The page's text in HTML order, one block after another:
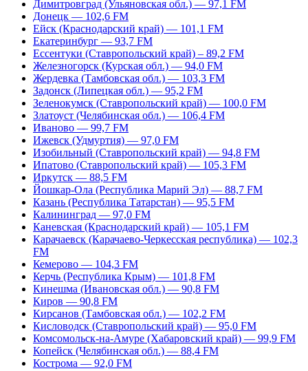
Димитровград (Ульяновская обл.) — 97,1 FM
Донецк — 102,6 FM
Ейск (Краснодарский край) — 101,1 FM
Екатеринбург — 93,7 FM
Ессентуки (Ставропольский край) – 89,2 FM
Железногорск (Курская обл.) — 94,0 FM
Жердевка (Тамбовская обл.) — 103,3 FM
Задонск (Липецкая обл.) — 95,2 FM
Зеленокумск (Ставропольский край) — 100,0 FM
Златоуст (Челябинская обл.) — 106,4 FM
Иваново — 99,7 FM
Ижевск (Удмуртия) — 97,0 FM
Изобильный (Ставропольский край) — 94,8 FM
Ипатово (Ставропольский край) — 105,3 FM
Иркутск — 88,5 FM
Йошкар-Ола (Республика Марий Эл) — 88,7 FM
Казань (Республика Татарстан) — 95,5 FM
Калининград — 97,0 FM
Каневская (Краснодарский край) — 105,1 FM
Карачаевск (Карачаево-Черкесская республика) — 102,3
FM
Кемерово — 104,3 FM
Керчь (Республика Крым) — 101,8 FM
Кинешма (Ивановская обл.) — 90,8 FM
Киров — 90,8 FM
Кирсанов (Тамбовская обл.) — 102,2 FM
Кисловодск (Ставропольский край) — 95,0 FM
Комсомольск-на-Амуре (Хабаровский край) — 99,9 FM
Копейск (Челябинская обл.) — 88,4 FM
Кострома — 92,0 FM